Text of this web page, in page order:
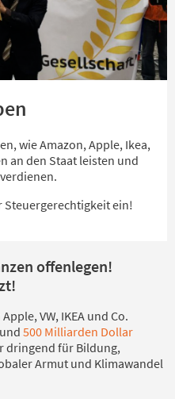
wie Amazon, Apple, Ikea,
an den Staat leisten und
Steuergerechtigkeit ein!
offenlegen!
VW, IKEA und Co.
500 Milliarden Dollar
dringend für Bildung,
Armut und Klimawandel